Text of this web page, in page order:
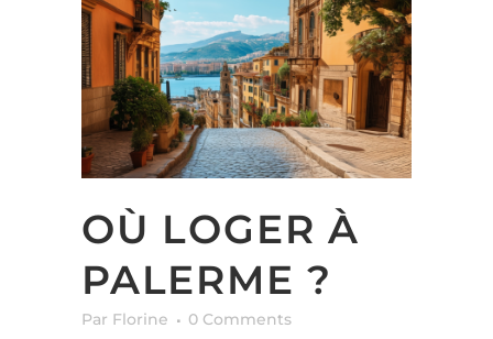
OÙ LOGER À
PALERME ?
Par Florine 0 Comments